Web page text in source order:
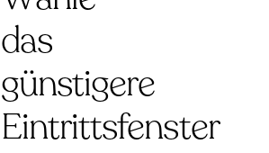
das
günstigere
Eintrittsfenster